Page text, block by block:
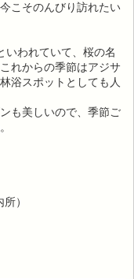
こそのんびり訪れたい
いわれていて、桜の名
れからの季節はアジサ
浴スポットとしても人
も美しいので、季節ご
）